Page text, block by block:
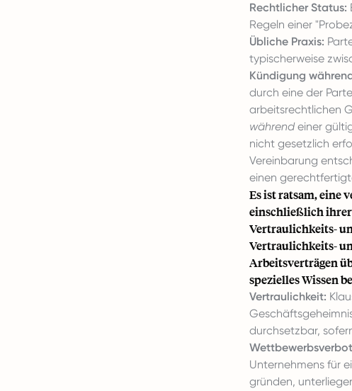
Rechtlicher Status:
Regeln einer
Übliche Praxis:
typischerweise
Kündigung
durch eine der
arbeitsrechtlichen
währendeiner
nicht gesetzlich
Vereinbarung
einen
Es ist ratsam, eine
einschließlich ihrer
Vertraulichkeits-
Vertraulichkeits-
Arbeitsverträgen
spezielles Wissen
Vertraulichkeit:
durchsetzbar,
Unternehmens für
gründen,